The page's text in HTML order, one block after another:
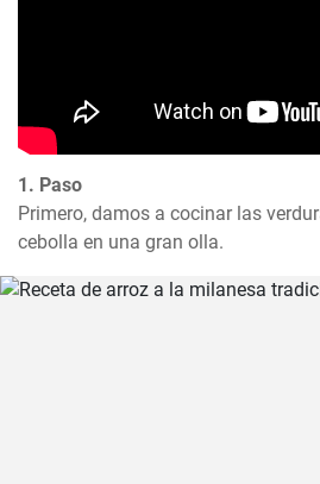
1. Paso
Primero, damos a cocinar las
cebolla en una gran olla.